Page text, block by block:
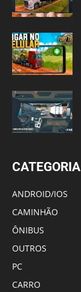
ANDROID/IOS
CAMINHÃO
ÔNIBUS
OUTROS
PC
CARRO